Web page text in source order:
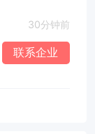
30分钟前
联系企业